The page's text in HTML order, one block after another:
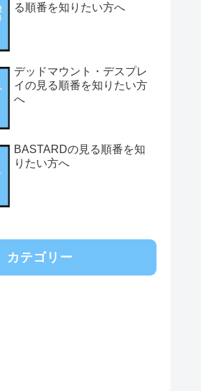
る順番を知りたい方へ
デッドマウント・デスプレ
イの見る順番を知りたい方
へ
BASTARDの見る順番を知
りたい方へ
カテゴリー